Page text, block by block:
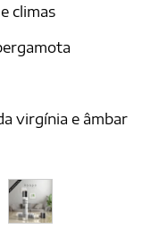
climas
virgínia e âmbar